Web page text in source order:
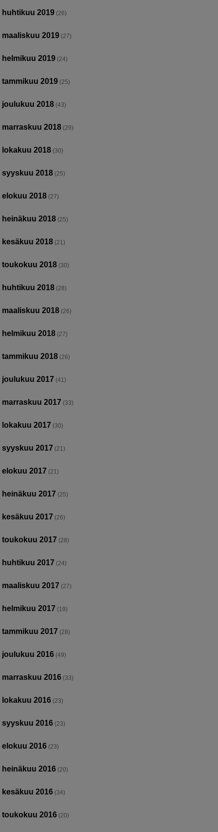
huhtikuu 2019 (26)
maaliskuu 2019 (27)
helmikuu 2019 (24)
tammikuu 2019 (25)
joulukuu 2018 (43)
marraskuu 2018 (29)
lokakuu 2018 (30)
syyskuu 2018 (25)
elokuu 2018 (27)
heinäkuu 2018 (25)
kesäkuu 2018 (21)
toukokuu 2018 (30)
huhtikuu 2018 (28)
maaliskuu 2018 (26)
helmikuu 2018 (27)
tammikuu 2018 (26)
joulukuu 2017 (41)
marraskuu 2017 (33)
lokakuu 2017 (30)
syyskuu 2017 (21)
elokuu 2017 (21)
heinäkuu 2017 (25)
kesäkuu 2017 (26)
toukokuu 2017 (28)
huhtikuu 2017 (24)
maaliskuu 2017 (27)
helmikuu 2017 (19)
tammikuu 2017 (28)
joulukuu 2016 (49)
marraskuu 2016 (33)
lokakuu 2016 (23)
syyskuu 2016 (23)
elokuu 2016 (23)
heinäkuu 2016 (20)
kesäkuu 2016 (34)
toukokuu 2016 (20)